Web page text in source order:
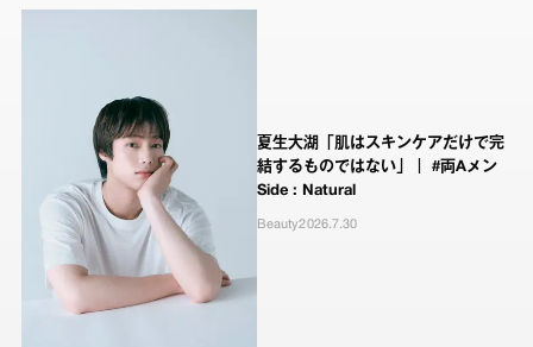
夏生大湖「肌はスキンケアだけで完
結するものではない」｜ #両Aメン
Side : Natural
Beauty2026.7.30